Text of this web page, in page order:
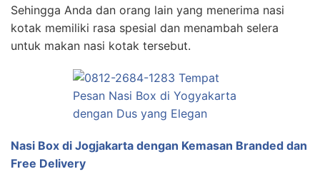
Sehingga Anda dan orang lain yang menerima nasi
kotak memiliki rasa spesial dan menambah selera
untuk makan nasi kotak tersebut.
Nasi Box di Jogjakarta dengan Kemasan Branded dan
Free Delivery